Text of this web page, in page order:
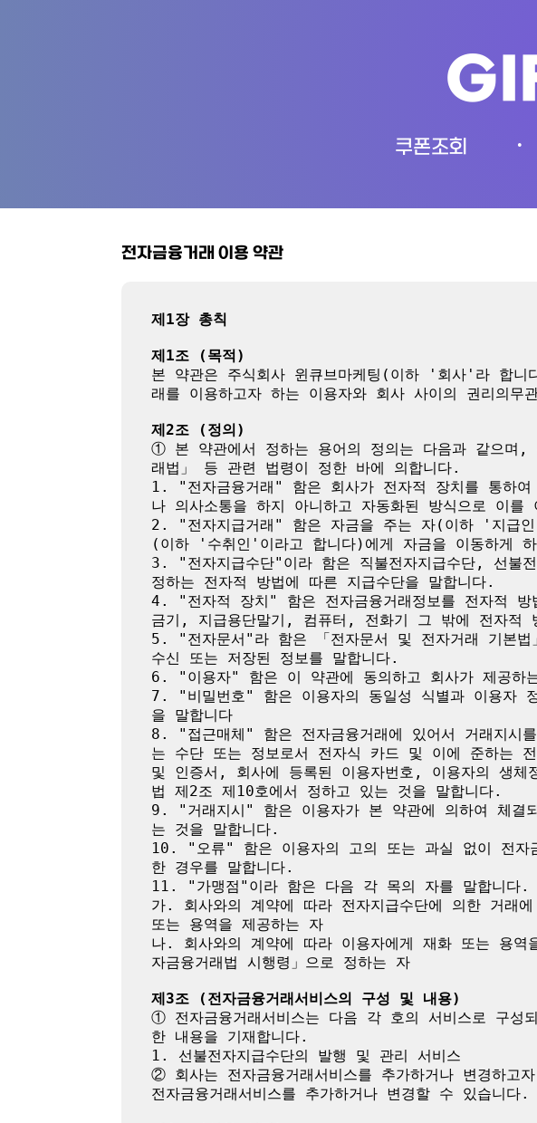
쿠폰조회 •
전자금융거래 이용 약관
제1장 총칙
제1조 (목적)
본 약관은 주식회사 윈큐브마케팅(이하 '회사'라 합니
래를 이용하고자 하는 이용자와 회사 사이의 권리의무
제2조 (정의)
① 본 약관에서 정하는 용어의 정의는 다음과 같으며,
래법」 등 관련 법령이 정한 바에 의합니다.
1. "전자금융거래" 함은 회사가 전자적 장치를 통하여
나 의사소통을 하지 아니하고 자동화된 방식으로 이를
2. "전자지급거래" 함은 자금을 주는 자(이하 '지급인
(이하 '수취인'이라고 합니다)에게 자금을 이동하게 하
3. "전자지급수단"이라 함은 직불전자지급수단, 선불
정하는 전자적 방법에 따른 지급수단을 말합니다.
4. "전자적 장치" 함은 전자금융거래정보를 전자적 방
금기, 지급용단말기, 컴퓨터, 전화기 그 밖에 전자적
5. "전자문서"라 함은 「전자문서 및 전자거래 기본법
수신 또는 저장된 정보를 말합니다.
6. "이용자" 함은 이 약관에 동의하고 회사가 제공하
7. "비밀번호" 함은 이용자의 동일성 식별과 이용자
을 말합니다
8. "접근매체" 함은 전자금융거래에 있어서 거래지시
는 수단 또는 정보로서 전자식 카드 및 이에 준하는 전
및 인증서, 회사에 등록된 이용자번호, 이용자의 생체
법 제2조 제10호에서 정하고 있는 것을 말합니다.
9. "거래지시" 함은 이용자가 본 약관에 의하여 체결
는 것을 말합니다.
10. "오류" 함은 이용자의 고의 또는 과실 없이 전자
한 경우를 말합니다.
11. "가맹점"이라 함은 다음 각 목의 자를 말합니다.
가. 회사와의 계약에 따라 전자지급수단에 의한 거래
또는 용역을 제공하는 자
나. 회사와의 계약에 따라 이용자에게 재화 또는 용역
자금융거래법 시행령」으로 정하는 자
제3조 (전자금융거래서비스의 구성 및 내용)
① 전자금융거래서비스는 다음 각 호의 서비스로 구성
한 내용을 기재합니다.
1. 선불전자지급수단의 발행 및 관리 서비스
② 회사는 전자금융거래서비스를 추가하거나 변경하
전자금융거래서비스를 추가하거나 변경할 수 있습니다.